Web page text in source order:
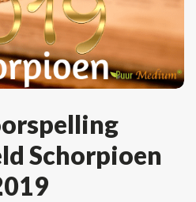
Schorpioen